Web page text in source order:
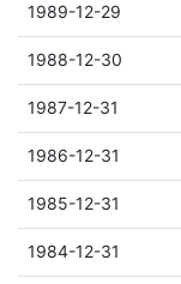
1989-12-29
1988-12-30
1987-12-31
1986-12-31
1985-12-31
1984-12-31